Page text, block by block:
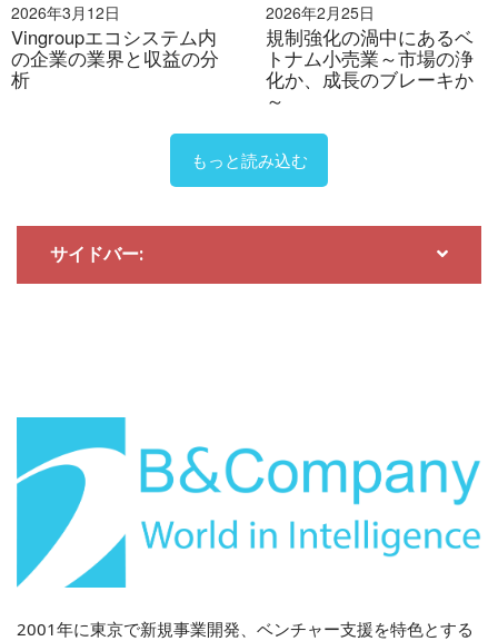
2026年7月27日
ベトナムのアパレル市場の進化
2026年3月12日
Vingroupエコシステム内
の企業の業界と収益の分
析
2026年2月25日
規制強化の渦中にあるベ
トナム小売業～市場の浄
化か、成長のブレーキか
～
もっと読み込む
サイドバー:
2001年に東京で新規事業開発、ベンチャー支援を特色とする